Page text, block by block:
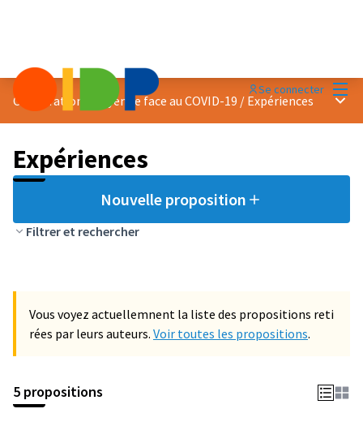
Se connecter
Coopération citoyenne face au COVID-19 / Expériences
Expériences
Nouvelle proposition
Filtrer et rechercher
Vous voyez actuellemnent la liste des propositions reti
rées par leurs auteurs. Voir toutes les propositions.
5 propositions